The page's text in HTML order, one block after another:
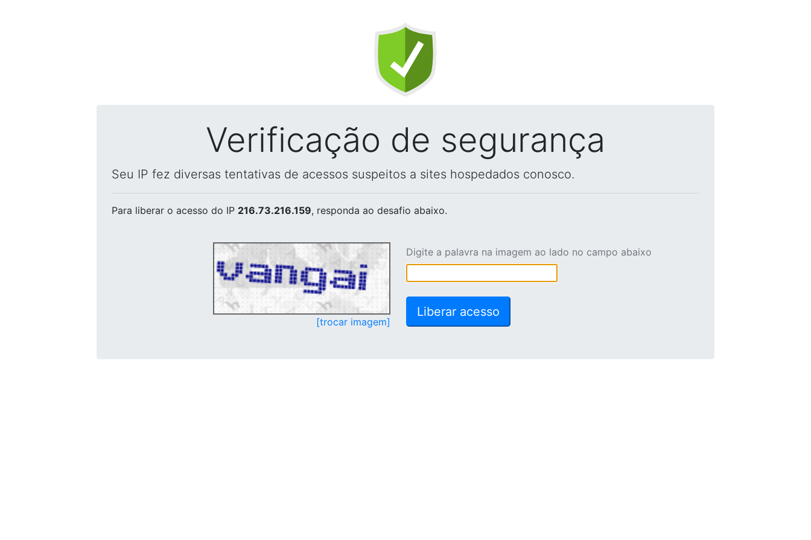
Verificação de segurança
Seu IP fez diversas tentativas de acessos suspeitos a sites hospedados conosco.
Para liberar o acesso do IP 216.73.216.159, responda ao desafio abaixo.
[trocar imagem]
Digite a palavra na imagem ao lado no campo abaixo